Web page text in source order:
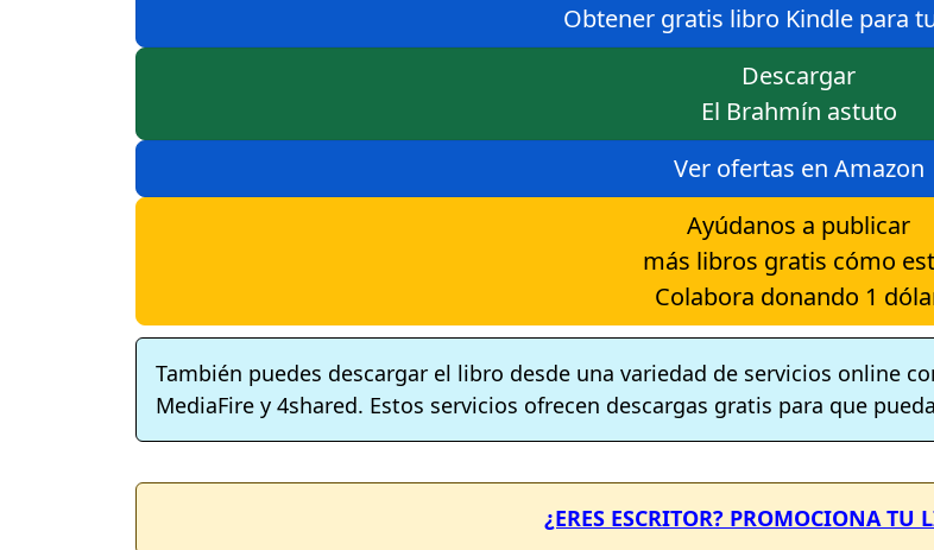
Obtener gratis libro Kindle para
Descargar
El Brahmín astuto
Ver ofertas en Amazon
Ayúdanos a publicar
más libros gratis cómo
Colabora donando 1
También puedes descargar el libro desde una variedad de servicios online
MediaFire y 4shared. Estos servicios ofrecen descargas gratis para que
¿ERES ESCRITOR? PROMOCIONA TU